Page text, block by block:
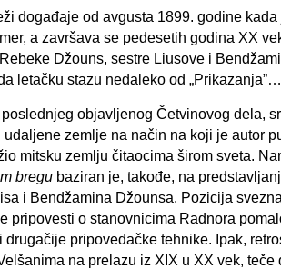
događaje od avgusta 1899. godine
a završava se pedesetih godina XX
Džouns, sestre Liusove i
letačku stazu nedaleko od „Prikazanja”…
objavljenog Četvinovog dela,
udaljene zemlje na način na koji je autor
mitsku zemlju čitaocima širom sveta.
bregu baziran je, takođe, na
i Bendžamina Džounsa. Pozicija
pripovesti o stanovnicima Radnora
drugačije pripovedačke tehnike. Ipak,
na prelazu iz XIX u XX vek, teče